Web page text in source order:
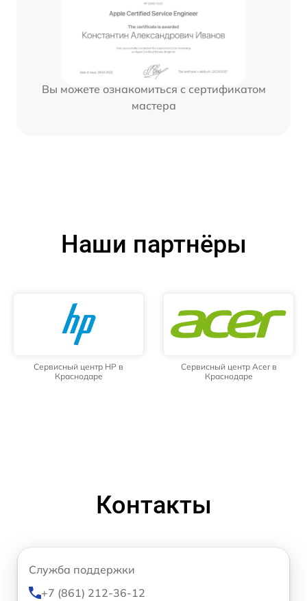
Вы можете ознакомиться с сертификатом
мастера
Наши партнёры
Сервисный центр HP в
Краснодаре
Сервисный центр Acer в
Краснодаре
Контакты
Служба поддержки
+7 (861) 212-36-12